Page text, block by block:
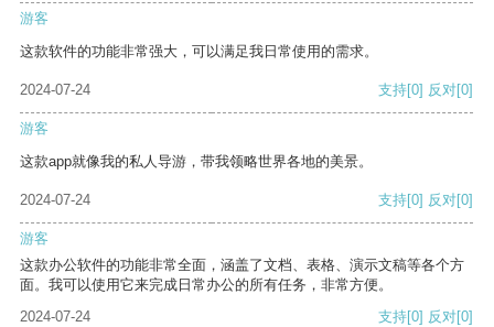
游客
这款软件的功能非常强大，可以满足我日常使用的需求。
2024-07-24 支持[0] 反对[0]
游客
这款app就像我的私人导游，带我领略世界各地的美景。
2024-07-24 支持[0] 反对[0]
游客
这款办公软件的功能非常全面，涵盖了文档、表格、演示文稿等各个方
面。我可以使用它来完成日常办公的所有任务，非常方便。
2024-07-24
支持[0] 反对[0]